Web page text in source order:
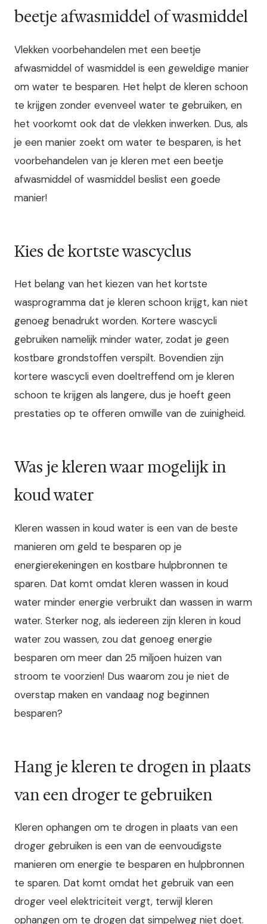
beetje afwasmiddel of wasmiddel
Vlekken voorbehandelen met een beetje
afwasmiddel of wasmiddel is een geweldige manier
om water te besparen. Het helpt de kleren schoon
te krijgen zonder evenveel water te gebruiken, en
het voorkomt ook dat de vlekken inwerken. Dus, als
je een manier zoekt om water te besparen, is het
voorbehandelen van je kleren met een beetje
afwasmiddel of wasmiddel beslist een goede
manier!
Kies de kortste wascyclus
Het belang van het kiezen van het kortste
wasprogramma dat je kleren schoon krijgt, kan niet
genoeg benadrukt worden. Kortere wascycli
gebruiken namelijk minder water, zodat je geen
kostbare grondstoffen verspilt. Bovendien zijn
kortere wascycli even doeltreffend om je kleren
schoon te krijgen als langere, dus je hoeft geen
prestaties op te offeren omwille van de zuinigheid.
Was je kleren waar mogelijk in
koud water
Kleren wassen in koud water is een van de beste
manieren om geld te besparen op je
energierekeningen en kostbare hulpbronnen te
sparen. Dat komt omdat kleren wassen in koud
water minder energie verbruikt dan wassen in warm
water. Sterker nog, als iedereen zijn kleren in koud
water zou wassen, zou dat genoeg energie
besparen om meer dan 25 miljoen huizen van
stroom te voorzien! Dus waarom zou je niet de
overstap maken en vandaag nog beginnen
besparen?
Hang je kleren te drogen in plaats
van een droger te gebruiken
Kleren ophangen om te drogen in plaats van een
droger gebruiken is een van de eenvoudigste
manieren om energie te besparen en hulpbronnen
te sparen. Dat komt omdat het gebruik van een
droger veel elektriciteit vergt, terwijl kleren
ophangen om te drogen dat simpelweg niet doet.